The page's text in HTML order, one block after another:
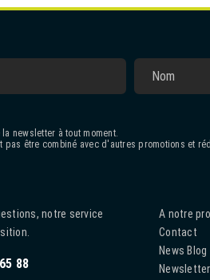
newsletter à tout moment.
être combiné avec d'autres promotions et
notre service
88
A notre
Contact
News Blog
Newsletter